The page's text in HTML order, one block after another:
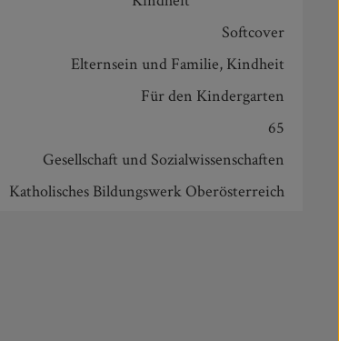
Softcover
Elternsein und Familie, Kindheit
Für den Kindergarten
65
Gesellschaft und Sozialwissenschaften
Katholisches Bildungswerk Oberösterreich